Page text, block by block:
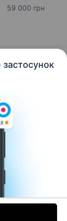
59 000 грн